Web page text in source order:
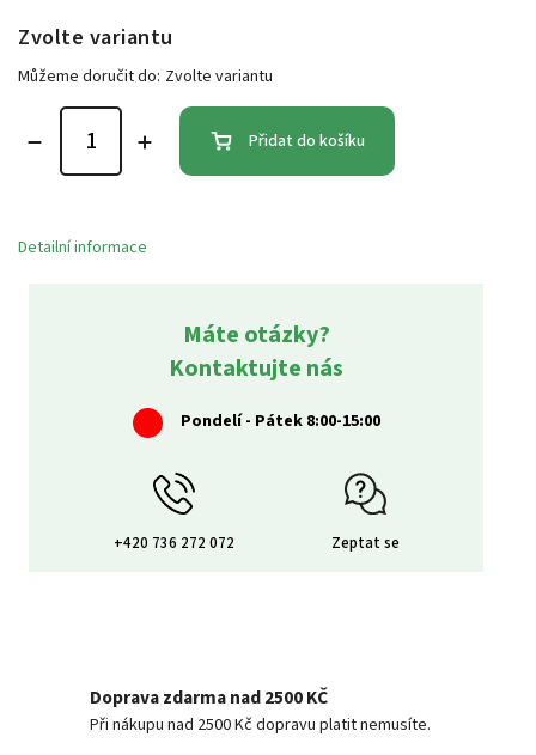
Zvolte variantu
Můžeme doručit do: Zvolte variantu
Přidat do košíku
Detailní informace
Máte otázky?
Kontaktujte nás
Pondelí - Pátek 8:00-15:00
+420 736 272 072 Zeptat se
Doprava zdarma nad 2500 KČ
Při nákupu nad 2500 Kč dopravu platit nemusíte.